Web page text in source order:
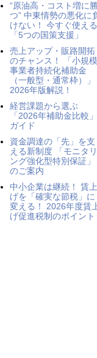
“原油高・コスト増に勝
つ” 中東情勢の悪化に
けない！ 今すぐ使える
「5つの国策支援」
売上アップ・販路開拓
のチャンス！ 「小規模
事業者持続化補助金
（一般型・通常枠）」
2026年版解説！
経営課題から選ぶ
「2026年補助金比較」
ガイド
資金調達の「先」を支
える新制度 「モニタリ
ング強化型特別保証」
のご案内
中小企業は継続！ 賃上
げを「確実な節税」に
変える！ 2026年度賃
げ促進税制のポイント